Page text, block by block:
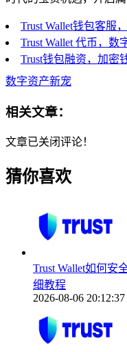
Trust Wallet钱包客服
Trust Wallet 代币，数
Trust钱包融资，加密
数字资产新宠
相关文章：
文章已关闭评论！
猜你喜欢
Trust Wallet如何安
细教程
2026-08-06 20:12:37